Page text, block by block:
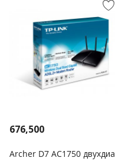
676,500